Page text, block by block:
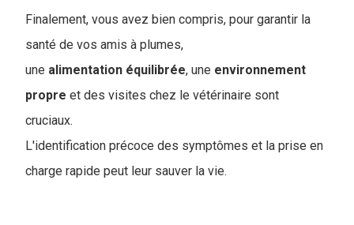
Finalement, vous avez bien compris, pour garantir la
santé de vos amis à plumes,
une alimentation équilibrée, une environnement
propre et des visites chez le vétérinaire sont
cruciaux.
L'identification précoce des symptômes et la prise en
charge rapide peut leur sauver la vie.